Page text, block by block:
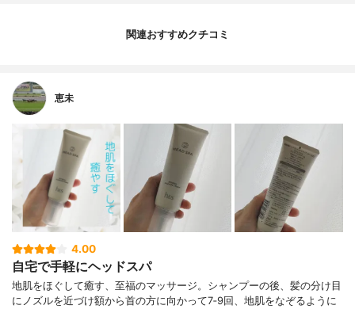
関連おすすめクチコミ
恵未
4.00
自宅で手軽にヘッドスパ
地肌をほぐして癒す、至福のマッサージ。シャンプーの後、髪の分け目
にノズルを近づけ額から首の方に向かって7‐9回、地肌をなぞるように